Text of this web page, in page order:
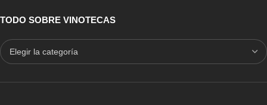
TODO SOBRE VINOTECAS